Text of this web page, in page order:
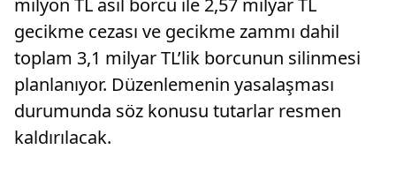
milyon TL asıl borcu ile 2,57 milyar TL
gecikme cezası ve gecikme zammı dahil
toplam 3,1 milyar TL’lik borcunun silinmesi
planlanıyor. Düzenlemenin yasalaşması
durumunda söz konusu tutarlar resmen
kaldırılacak.